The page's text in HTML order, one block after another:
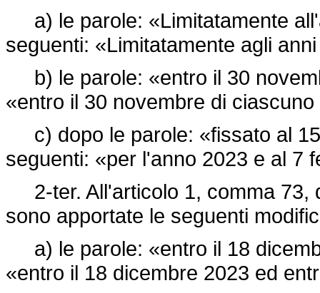
a) le parole: «Limitatamente
seguenti: «Limitatamente agli
b) le parole: «entro il 30
«entro il 30 novembre di
c) dopo le parole: «fissato al
seguenti: «per l'anno 2023 e al 7
2-ter. All'articolo 1, comma 73,
sono apportate le seguenti
a) le parole: «entro il 18
«entro il 18 dicembre 2023 ed